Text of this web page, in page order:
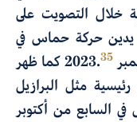
خلال التصويت على
يدين حركة حماس في
35
كما ظهر
مثل البرازيل
السابع من أكتوبر